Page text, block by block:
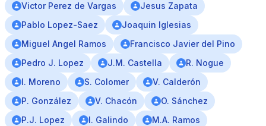
Victor Perez de Vargas
Jesus Zapata
Pablo Lopez-Saez
Joaquin Iglesias
Miguel Angel Ramos
Francisco Javier del Pino
Pedro J. Lopez
J.M. Castella
R. Nogue
I. Moreno
S. Colomer
V. Calderón
P. González
V. Chacón
O. Sánchez
P.J. Lopez
I. Galindo
M.A. Ramos